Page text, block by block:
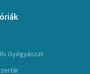
Gyógyászat